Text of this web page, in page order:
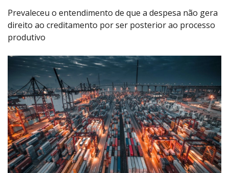
Prevaleceu o entendimento de que a despesa não gera
direito ao creditamento por ser posterior ao processo
produtivo